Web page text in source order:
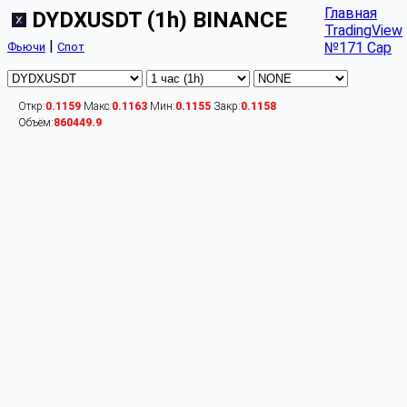
DYDXUSDT (1h) BINANCE
Фьючи | Спот
Главная
TradingView
№171 Cap
Откр:0.1159 Макс:0.1163 Мин:0.1155 Закр:0.1158
Объём:860449.9